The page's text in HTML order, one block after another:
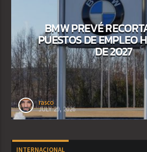
BMW PREVÉ
PUESTOS DE EMPLEO
DE 2027
rasco
JULY 29, 2026
INTERNACIONAL